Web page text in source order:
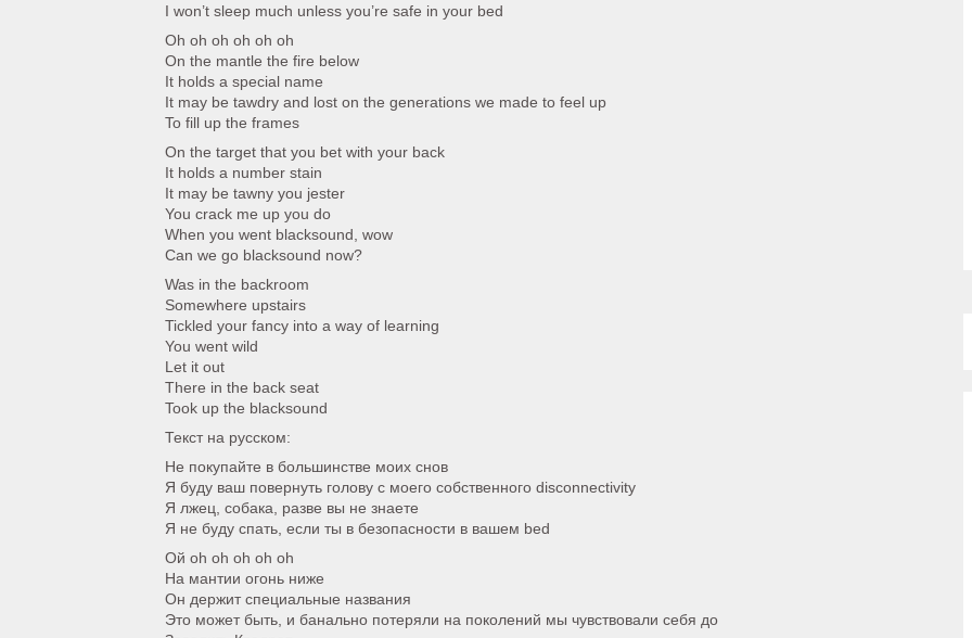
I won’t sleep much unless you’re safe in your bed
Oh oh oh oh oh oh
On the mantle the fire below
It holds a special name
It may be tawdry and lost on the generations we made to feel up
To fill up the frames
On the target that you bet with your back
It holds a number stain
It may be tawny you jester
You crack me up you do
When you went blacksound, wow
Can we go blacksound now?
Was in the backroom
Somewhere upstairs
Tickled your fancy into a way of learning
You went wild
Let it out
There in the back seat
Took up the blacksound
Текст на русском:
Не покупайте в большинстве моих снов
Я буду ваш повернуть голову с моего собственного disconnectivity
Я лжец, собака, разве вы не знаете
Я не буду спать, если ты в безопасности в вашем bed
Ой oh oh oh oh oh
На мантии огонь ниже
Он держит специальные названия
Это может быть, и банально потеряли на поколений мы чувствовали себя до